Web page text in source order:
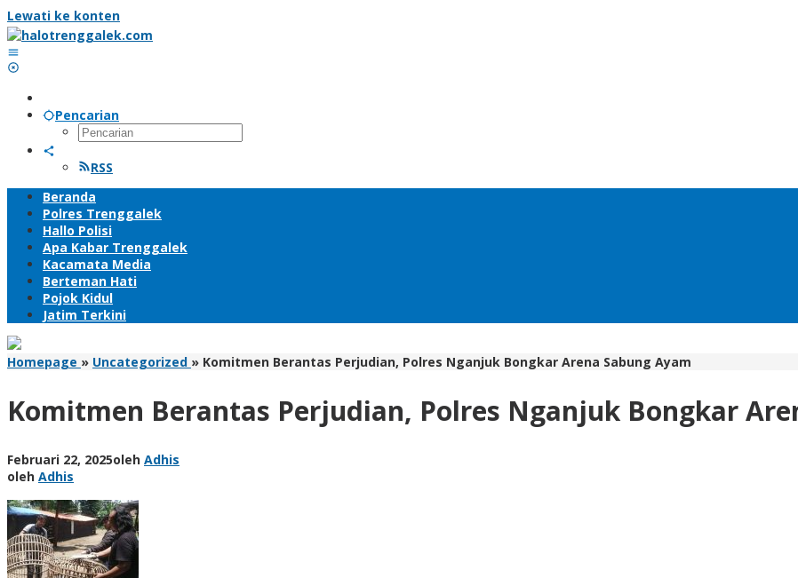
Lewati ke konten
Pencarian
RSS
Beranda
Polres Trenggalek
Hallo Polisi
Apa Kabar Trenggalek
Kacamata Media
Berteman Hati
Pojok Kidul
Jatim Terkini
Homepage » Uncategorized » Komitmen Berantas Perjudian, Polres Nganjuk Bongkar Arena Sabung Ayam
Komitmen Berantas Perjudian, Polres Nganjuk Bongkar
Februari 22, 2025oleh Adhis
oleh Adhis